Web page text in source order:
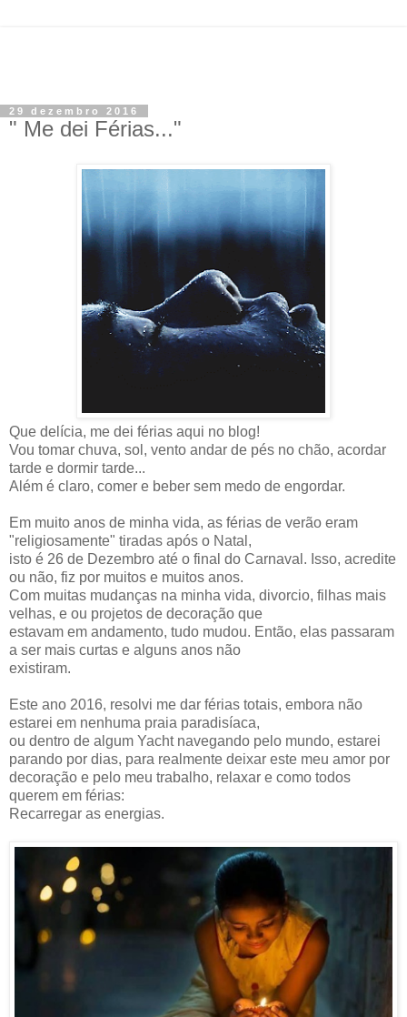
29 dezembro 2016
" Me dei Férias..."
Que delícia, me dei férias aqui no blog!
Vou tomar chuva, sol, vento andar de pés no chão, acordar
tarde e dormir tarde...
Além é claro, comer e beber sem medo de engordar.
Em muito anos de minha vida, as férias de verão eram
"religiosamente" tiradas após o Natal,
isto é 26 de Dezembro até o final do Carnaval. Isso, acredite
ou não, fiz por muitos e muitos anos.
Com muitas mudanças na minha vida, divorcio, filhas mais
velhas, e ou projetos de decoração que
estavam em andamento, tudo mudou. Então, elas passaram
a ser mais curtas e alguns anos não
existiram.
Este ano 2016, resolvi me dar férias totais, embora não
estarei em nenhuma praia paradisíaca,
ou dentro de algum Yacht navegando pelo mundo, estarei
parando por dias, para realmente deixar este meu amor por
decoração e pelo meu trabalho, relaxar e como todos
querem em férias:
Recarregar as energias.